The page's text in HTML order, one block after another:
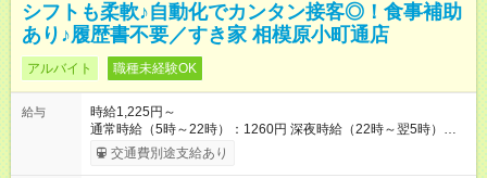
シフトも柔軟♪自動化でカンタン接客◎！食事補助
あり♪履歴書不要／すき家 相模原小町通店
アルバイト 職種未経験OK
給与
時給1,225円～
通常時給（5時～22時）：1260円 深夜時給（22時～翌5時）：
1575円 高校生時給：1225円 【特別手当】早朝手当（5：00-9：
00）時給+150円 【試用期間】試用期間あり 試用期間の長さ：1
交通費別途支給あり